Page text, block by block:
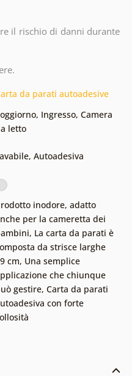
il rischio di danni durante
da parati autoadesive
, Ingresso, Camera
letto
, Autoadesiva
inodore, adatto
per la cameretta dei
, La carta da parati è
da strisce larghe
cm, Una semplice
che chiunque
gestire, Carta da parati
con forte